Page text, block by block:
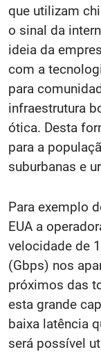
que utilizam
o sinal da
ideia da
com a
para
infraestrutura
ótica. Desta
para a
suburbanas e
Para exemplo
EUA a
velocidade de
(Gbps) nos
próximos das
esta grande
baixa latência
será possível